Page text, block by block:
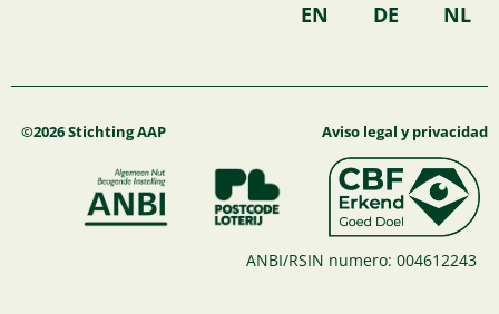
o
k
g
a
m
b d
EN DE NL
©2026 Stichting AAP Aviso legal y privacidad
ANBI/RSIN numero: 004612243